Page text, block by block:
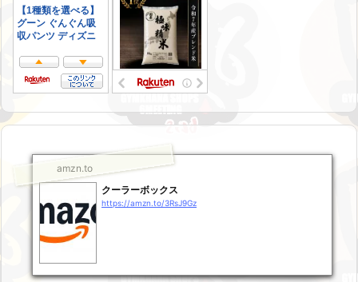
amzn.to
クーラーボックス
https://amzn.to/3RsJ9Gz